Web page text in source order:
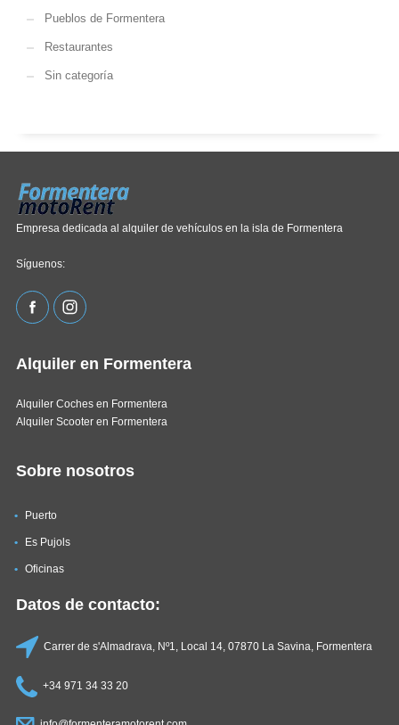
Pueblos de Formentera
Restaurantes
Sin categoría
Empresa dedicada al alquiler de vehículos en la isla de Formentera
Síguenos:
Alquiler en Formentera
Alquiler Coches en Formentera
Alquiler Scooter en Formentera
Sobre nosotros
Puerto
Es Pujols
Oficinas
Datos de contacto:
Carrer de s'Almadrava, Nº1, Local 14, 07870 La Savina, Formentera
+34 971 34 33 20